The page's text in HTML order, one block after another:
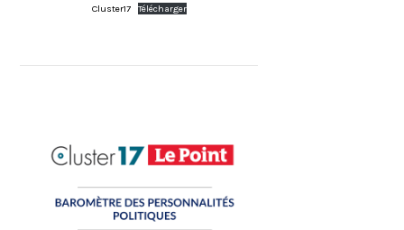
Cluster17
Télécharger